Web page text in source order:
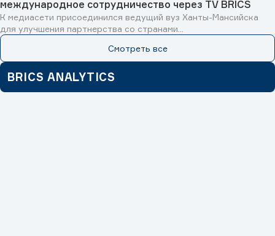
международное сотрудничество через TV BRICS
К медиасети присоединился ведущий вуз Ханты-Мансийска
для улучшения партнерства со странами...
Смотреть все
BRICS ANALYTICS